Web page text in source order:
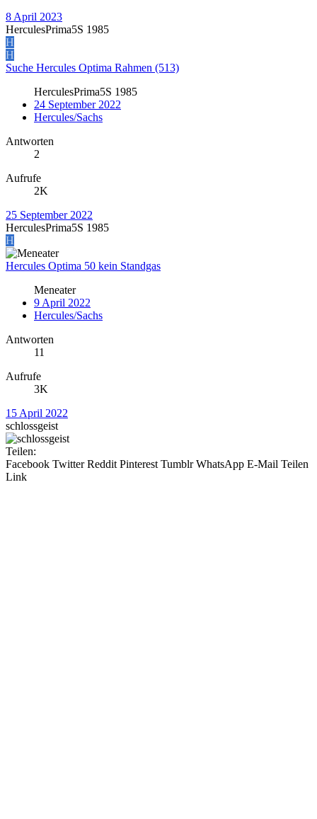
8 April 2023
HerculesPrima5S 1985
H
H
Suche Hercules Optima Rahmen (513)
HerculesPrima5S 1985
24 September 2022
Hercules/Sachs
Antworten
2
Aufrufe
2K
25 September 2022
HerculesPrima5S 1985
H
Hercules Optima 50 kein Standgas
Meneater
9 April 2022
Hercules/Sachs
Antworten
11
Aufrufe
3K
15 April 2022
schlossgeist
Teilen:
Facebook Twitter Reddit Pinterest Tumblr WhatsApp E-Mail Teilen
Link